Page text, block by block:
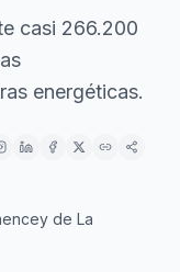
casi 266.200
energéticas.
de La